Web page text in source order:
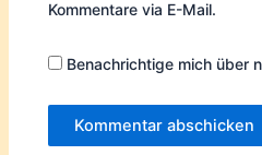
Kommentare via E-Mail.
Benachrichtige mich über